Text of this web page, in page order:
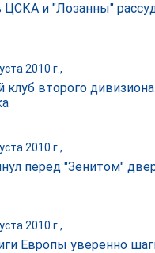
ЦСКА и "Лозанны"
2010 г.,
клуб второго
2010 г.,
перед "Зенитом"
2010 г.,
Европы уверенно